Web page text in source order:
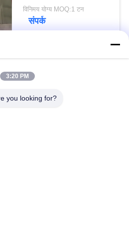
विनिमय योग्य MOQ:1 टन
संपर्क
वर्षा स्टेनलेस स्टील
3:20 PM
you looking for?